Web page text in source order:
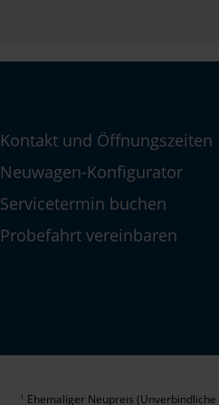
Kontakt und Öffnungszeiten
Neuwagen-Konfigurator
Servicetermin buchen
Probefahrt vereinbaren
1 Ehemaliger Neupreis